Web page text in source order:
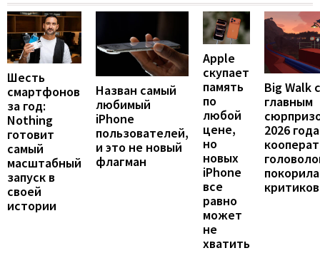
Шесть
смартфонов
за год:
Nothing
готовит
самый
масштабный
запуск в
своей
истории
Назван самый
любимый
iPhone
пользователей,
и это не новый
флагман
Apple
скупает
память
по
любой
цене,
но
новых
iPhone
все
равно
может
не
хватить
Big Walk
главным
2026
покорила
критиков